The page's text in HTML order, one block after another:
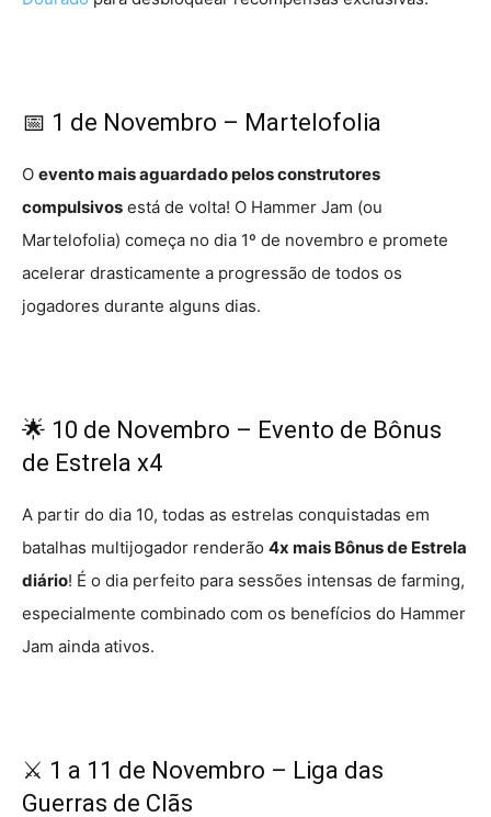
📅 1 de Novembro – Martelofolia
O evento mais aguardado pelos construtores
compulsivos está de volta! O Hammer Jam (ou
Martelofolia) começa no dia 1º de novembro e promete
acelerar drasticamente a progressão de todos os
jogadores durante alguns dias.
🌟 10 de Novembro – Evento de Bônus
de Estrela x4
A partir do dia 10, todas as estrelas conquistadas em
batalhas multijogador renderão 4x mais Bônus de Estrela
diário! É o dia perfeito para sessões intensas de farming,
especialmente combinado com os benefícios do Hammer
Jam ainda ativos.
⚔️ 1 a 11 de Novembro – Liga das
Guerras de Clãs